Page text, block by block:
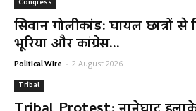
Congress
सिवान गोलीकांड: घायल छात्रों से
भूरिया और कांग्रेस...
Political Wire - 2 August 2026
Tribal